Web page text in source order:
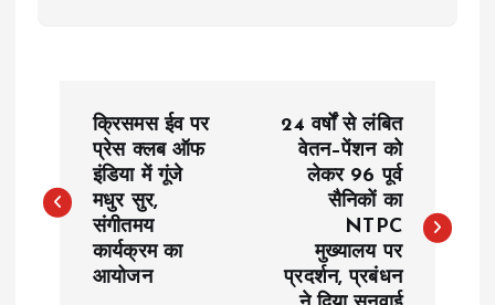
s
क्रिसमस ईव पर
प्रेस क्लब ऑफ
इंडिया में गूंजे
मधुर सुर,
संगीतमय
कार्यक्रम का
आयोजन
24 वर्षों से लंबित
वेतन–पेंशन को
लेकर 96 पूर्व
सैनिकों का
NTPC
मुख्यालय पर
प्रदर्शन, प्रबंधन